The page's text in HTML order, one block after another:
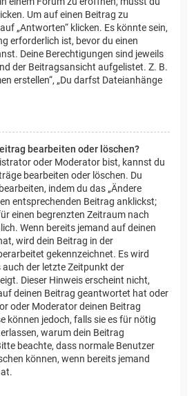
Um auf einen Beitrag zu
„Antworten“ klicken. Es könnte sein,
erforderlich ist, bevor du einen
Deine Berechtigungen sind jeweils
der Beitragsansicht aufgelistet. Z. B.
erstellen“, „Du darfst Dateianhänge
bearbeiten oder löschen?
oder Moderator bist, kannst du
bearbeiten oder löschen. Du
indem du das „Ändere
entsprechenden Beitrag anklickst;
einen begrenzten Zeitraum nach
Wenn bereits jemand auf deinen
wird dein Beitrag in der
gekennzeichnet. Es wird
der letzte Zeitpunkt der
Dieser Hinweis erscheint nicht,
deinen Beitrag geantwortet hat oder
oder Moderator deinen Beitrag
können jedoch, falls sie es für nötig
warum dein Beitrag
beachte, dass normale Benutzer
können, wenn bereits jemand